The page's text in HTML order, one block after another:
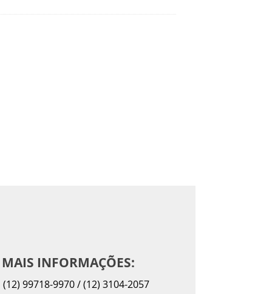
MAIS INFORMAÇÕES:
(12) 99718-9970 / (12) 3104-2057